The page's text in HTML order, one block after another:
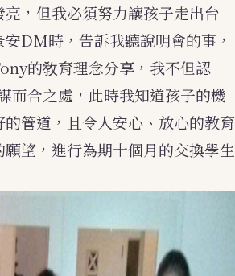
，但我必須努力讓孩子走出台
DM時，告訴我聽說明會的事，
的敎育理念分享，我不但認
而合之處，此時我知道孩子的機
管道，且令人安心、放心的教育
望，進行為期十個月的交換學生